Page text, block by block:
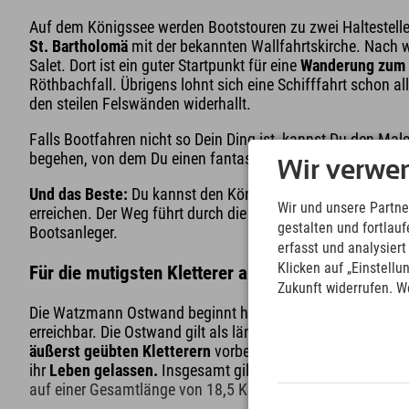
Auf dem Königssee werden Bootstouren zu zwei
St. Bartholomä mit der bekannten Wallfahrtskirche. Nach
Salet. Dort ist ein guter Startpunkt für eineWanderung
Röthbachfall. Übrigens lohnt sich eine Schifffahrt schon
den steilen Felswänden widerhallt.
Falls Bootfahren nicht so Dein Ding ist, kannst Du den
begehen, von dem Du einen fantastischen Ausblick über
Und das Beste: Du kannst den Königssee vom Explorer
erreichen. Der Weg führt durch die Seepromenade mit
Bootsanleger.
Für die mutigsten Kletterer am Königssee: die
Die Watzmann Ostwand beginnt hinter der Kirche St.
erreichbar. Die Ostwand gilt als längste und
äußerst geübten Kletterern vorbehalten. Mehr als 100
ihr Leben gelassen. Insgesamt gilt es
auf einer Gesamtlänge von 18,5 Kilometer zu überwinden.
Wir
Wir und unsere
gestalten und
erfasst und analysiert
Klicken auf
Zukunft widerrufen.